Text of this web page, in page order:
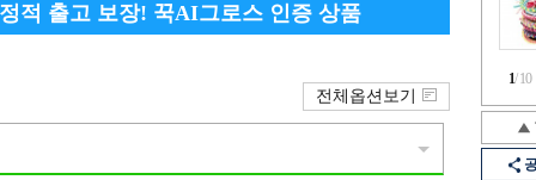
1/10
적 출고 보장! 꾹AI그로스 인증 상품
전체옵션보기